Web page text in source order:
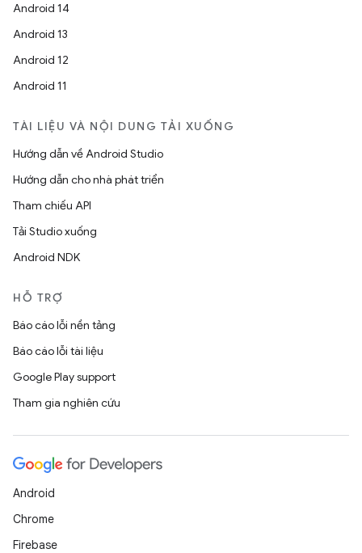
Android 14
Android 13
Android 12
Android 11
TÀI LIỆU VÀ NỘI DUNG TẢI XUỐNG
Hướng dẫn về Android Studio
Hướng dẫn cho nhà phát triển
Tham chiếu API
Tải Studio xuống
Android NDK
HỖ TRỢ
Báo cáo lỗi nền tảng
Báo cáo lỗi tài liệu
Google Play support
Tham gia nghiên cứu
Android
Chrome
Firebase